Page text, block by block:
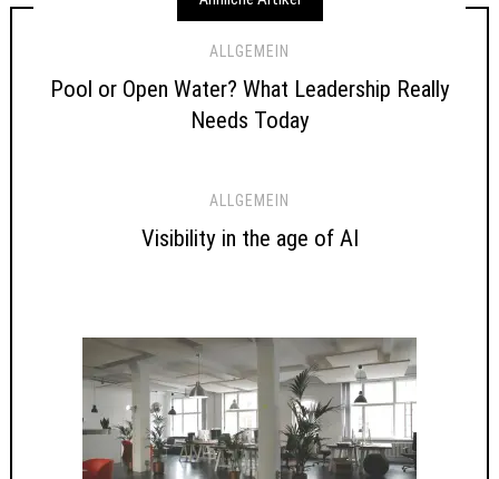
ALLGEMEIN
Pool or Open Water? What Leadership Really
Needs Today
ALLGEMEIN
Visibility in the age of AI